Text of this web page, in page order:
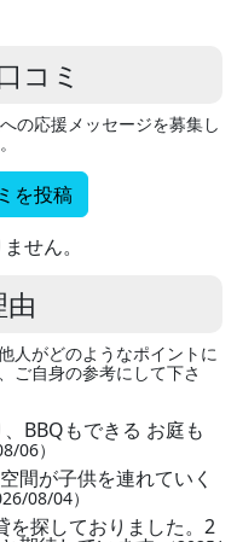
コミ
の応援メッセージを募集し
を投稿
せん。
人がどのようなポイントに
ご自身の参考にして下さ
BBQもできる お庭も
06）
間が子供を連れていく
08/04）
を探しておりました。2